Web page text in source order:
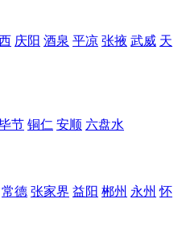
庆阳 酒泉 平凉 张掖 武威 天
节 铜仁 安顺 六盘水
常德 张家界 益阳 郴州 永州 怀